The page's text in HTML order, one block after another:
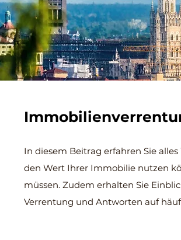
In diesem Beitrag erfahren Sie
den Wert Ihrer Immobilie nutzen
müssen. Zudem erhalten Sie
Verrentung und Antworten auf